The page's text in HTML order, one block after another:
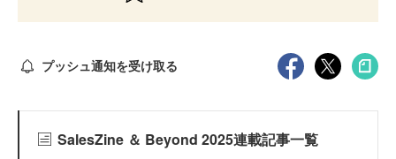
プッシュ通知を受け取る
SalesZine ＆ Beyond 2025連載記事一覧